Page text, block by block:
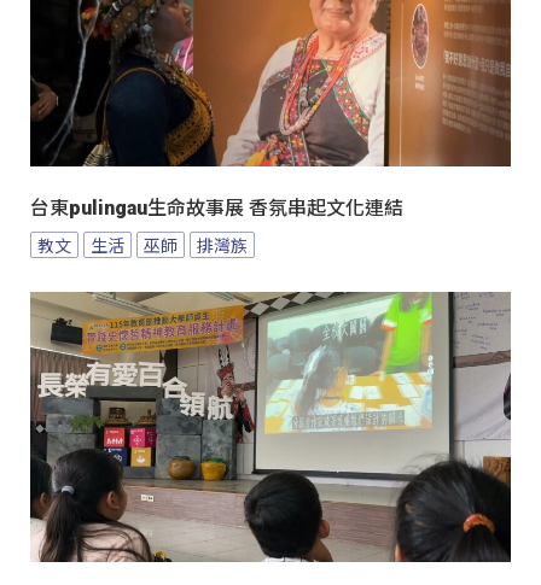
台東pulingau生命故事展 香氛串起文化連結
教文 生活 巫師 排灣族